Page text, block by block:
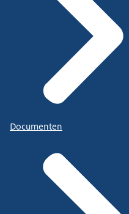
Documenten